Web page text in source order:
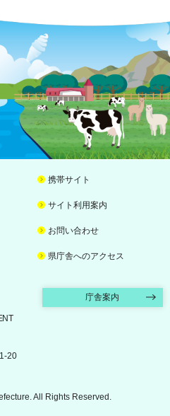
携帯サイト
サイト利用案内
お問い合わせ
県庁舎へのアクセス
庁舎案内
20
All Rights Reserved.